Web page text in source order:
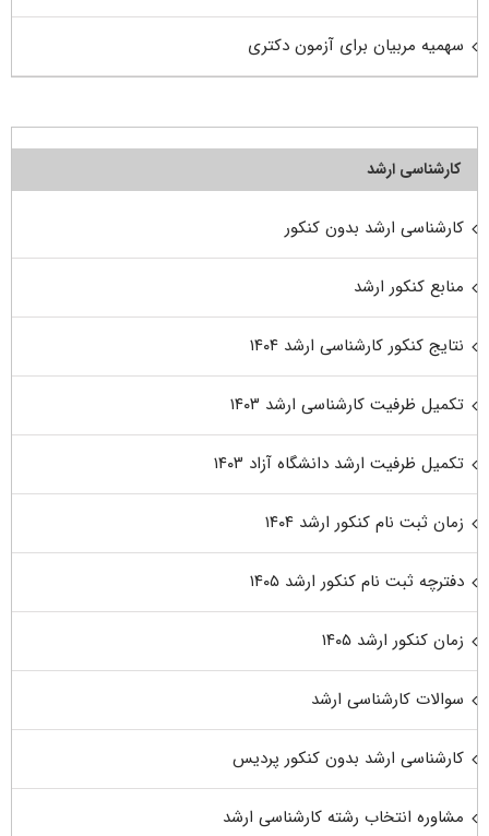
سهمیه مربیان برای آزمون دکتری
کارشناسی ارشد
کارشناسی ارشد بدون کنکور
منابع کنکور ارشد
نتایج کنکور کارشناسی ارشد ۱۴۰۴
تکمیل ظرفیت کارشناسی ارشد ۱۴۰۳
تکمیل ظرفیت ارشد دانشگاه آزاد ۱۴۰۳
زمان ثبت نام کنکور ارشد ۱۴۰۴
دفترچه ثبت نام کنکور ارشد ۱۴۰۵
زمان کنکور ارشد ۱۴۰۵
سوالات کارشناسی ارشد
کارشناسی ارشد بدون کنکور پردیس
مشاوره انتخاب رشته کارشناسی ارشد